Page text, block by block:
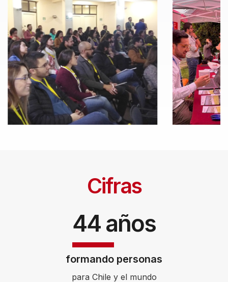
Cifras
44 años
formando personas
para Chile y el mundo